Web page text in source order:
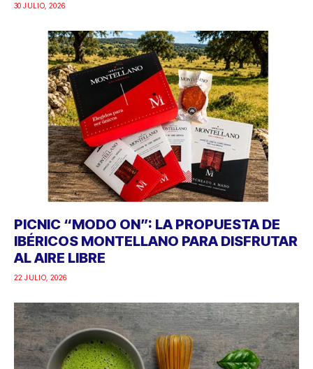
30 JULIO, 2026
PICNIC “MODO ON”: LA PROPUESTA DE
IBÉRICOS MONTELLANO PARA DISFRUTAR
AL AIRE LIBRE
22 JULIO, 2026